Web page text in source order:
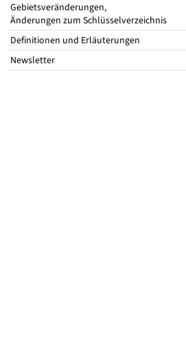
Gebietsveränderungen,
Änderungen zum Schlüsselverzeichnis
Definitionen und Erläuterungen
Newsletter